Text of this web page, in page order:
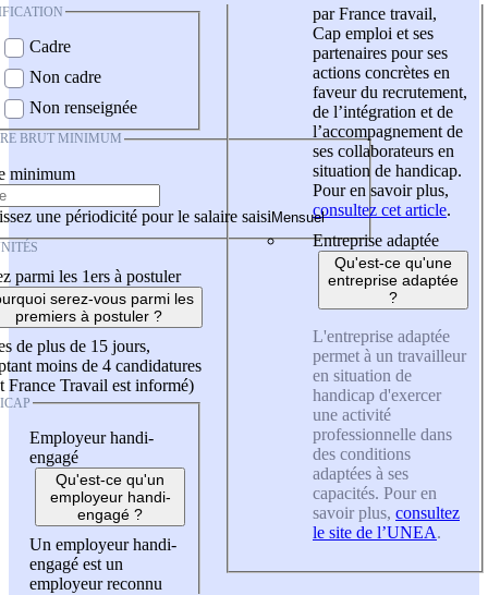
Cadre
Non cadre
Non renseignée
BRUT MINIMUM
minimum
une périodicité pour le salaire saisi
parmi les 1ers à postuler
serez-vous parmi les
premiers à postuler ?
de plus de 15 jours,
moins de 4 candidatures
France Travail est informé)
Employeur handi-
engagé
Qu'est-ce qu'un
employeur handi-
engagé ?
Un employeur handi-
engagé est un
employeur reconnu
par France travail,
Cap emploi et ses
partenaires pour ses
actions concrètes en
faveur du recrutement,
de l’intégration et de
l’accompagnement de
ses collaborateurs en
situation de handicap.
Pour en savoir plus,
consultez cet article.
Entreprise adaptée
Qu'est-ce qu'une
entreprise adaptée
?
L'entreprise adaptée
permet à un travailleur
en situation de
handicap d'exercer
une activité
professionnelle dans
des conditions
adaptées à ses
capacités. Pour en
savoir plus, consultez
le site de l’UNEA.